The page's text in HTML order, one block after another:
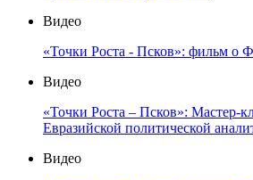
Видео
«Точки Роста - Псков»: фильм о
Видео
«Точки Роста – Псков»: Мастер-
Евразийской политической
Видео